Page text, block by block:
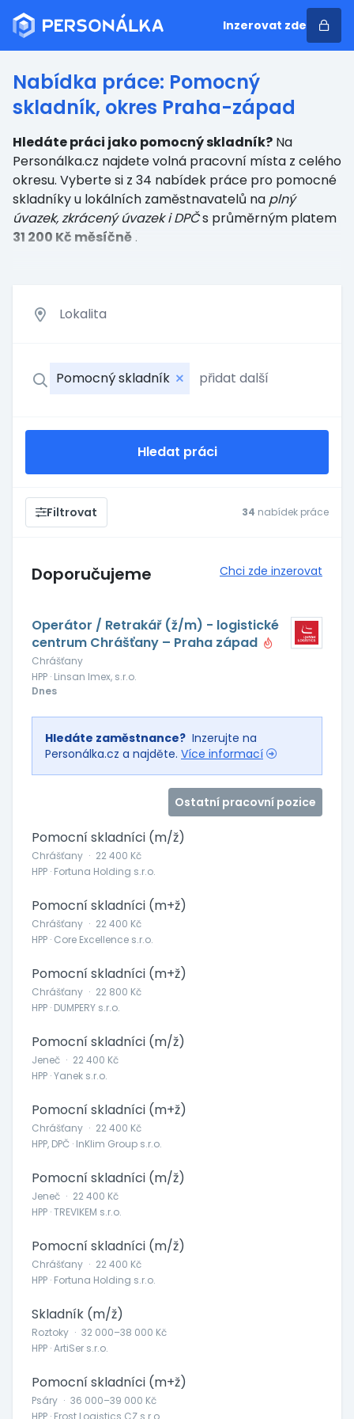
Inzerovat zde
Nabídka práce: Pomocný
skladník, okres Praha-západ
Hledáte práci jako pomocný skladník? Na
Personálka.cz najdete volná pracovní místa z celého
okresu. Vyberte si z 34 nabídek práce pro pomocné
skladníkyu lokálních zaměstnavatelů na plný
úvazek, zkrácený úvazek i DPČs průměrným platem
31 200 Kč měsíčně .
Pomocný skladník
Hledat práci
Filtrovat 34 nabídek práce
Doporučujeme Chci zde inzerovat
Operátor / Retrakář (ž/m) - logistické
centrum Chrášťany – Praha západ
Chrášťany
HPP · Linsan Imex, s.r.o.
Dnes
Hledáte zaměstnance? Inzerujte na
Personálka.cz a najděte. Více informací
Ostatní pracovní pozice
Pomocní skladníci (m/ž)
Chrášťany · 22 400 Kč
HPP · Fortuna Holding s.r.o.
Pomocní skladníci (m+ž)
Chrášťany · 22 400 Kč
HPP · Core Excellence s.r.o.
Pomocní skladníci (m+ž)
Chrášťany · 22 800 Kč
HPP · DUMPERY s.r.o.
Pomocní skladníci (m/ž)
Jeneč · 22 400 Kč
HPP · Yanek s.r.o.
Pomocní skladníci (m+ž)
Chrášťany · 22 400 Kč
HPP, DPČ · InKlim Group s.r.o.
Pomocní skladníci (m/ž)
Jeneč · 22 400 Kč
HPP · TREVIKEM s.r.o.
Pomocní skladníci (m/ž)
Chrášťany · 22 400 Kč
HPP · Fortuna Holding s.r.o.
Skladník (m/ž)
Roztoky · 32 000–38 000 Kč
HPP · ArtiSer s.r.o.
Pomocní skladníci (m+ž)
Psáry · 36 000–39 000 Kč
HPP · Frost Logistics CZ s.r.o.